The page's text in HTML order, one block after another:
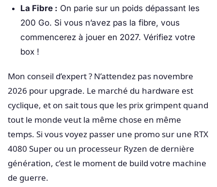
La Fibre : On parie sur un poids dépassant les
200 Go. Si vous n’avez pas la fibre, vous
commencerez à jouer en 2027. Vérifiez votre
box !
Mon conseil d’expert ? N’attendez pas novembre
2026 pour upgrade. Le marché du hardware est
cyclique, et on sait tous que les prix grimpent quand
tout le monde veut la même chose en même
temps. Si vous voyez passer une promo sur une RTX
4080 Super ou un processeur Ryzen de dernière
génération, c’est le moment de build votre machine
de guerre.